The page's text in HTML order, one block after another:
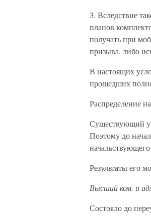
3. Вследствие
планов
получать при
призыва, либо
В настоящих
прошедших
Распределение
Существующий
Поэтому до
начальствующего
Результаты его
Высший ком. и
Состояло до